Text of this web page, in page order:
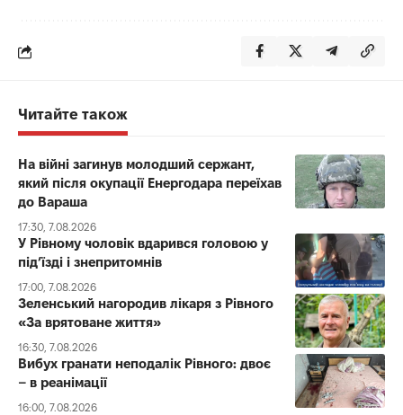
Читайте також
На війні загинув молодший сержант,
який після окупації Енергодара переїхав
до Вараша
17:30, 7.08.2026
У Рівному чоловік вдарився головою у
під’їзді і знепритомнів
17:00, 7.08.2026
Зеленський нагородив лікаря з Рівного
«За врятоване життя»
16:30, 7.08.2026
Вибух гранати неподалік Рівного: двоє
– в реанімації
16:00, 7.08.2026